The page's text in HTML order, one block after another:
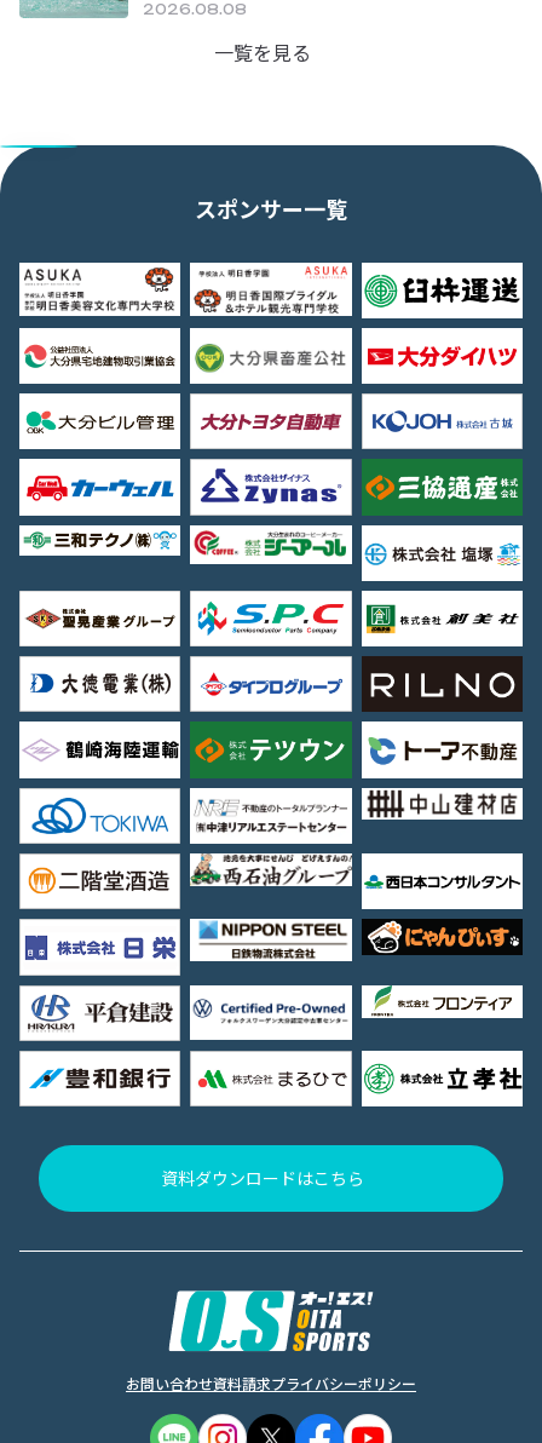
2026.08.08
一覧を見る
スポンサー一覧
資料ダウンロードはこちら
お問い合わせ資料請求プライバシーポリシー